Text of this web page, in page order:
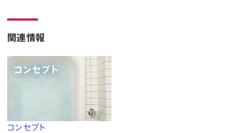
関連情報
コンセプト